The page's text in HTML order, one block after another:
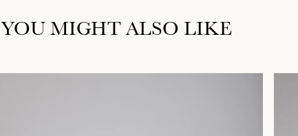
YOU MIGHT ALSO LIKE